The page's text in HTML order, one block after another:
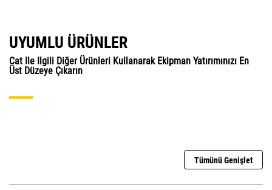
UYUMLU ÜRÜNLER
Cat Ile Ilgili Diğer Ürünleri Kullanarak Ekipman Yatırımınızı En
Üst Düzeye Çıkarın
Tümünü Genişlet